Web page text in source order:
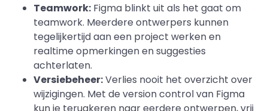
Teamwork: Figma blinkt uit als het gaat om
teamwork. Meerdere ontwerpers kunnen
tegelijkertijd aan een project werken en
realtime opmerkingen en suggesties
achterlaten.
Versiebeheer:Verlies nooit het overzicht over
wijzigingen. Met de version control van Figma
kun je terugkeren naar eerdere ontwerpen, vrij